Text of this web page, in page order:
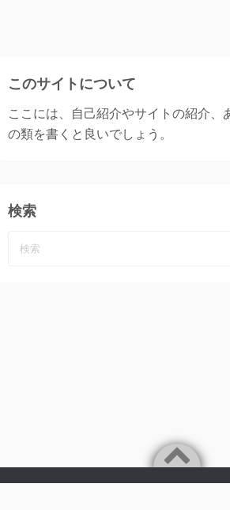
このサイトについて
ここには、自己紹介やサイトの紹介、
の類を書くと良いでしょう。
検索